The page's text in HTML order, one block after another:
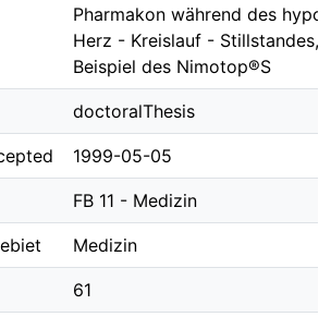
Pharmakon während des
Herz - Kreislauf - Stillstandes,
Beispiel des Nimotop®S
doctoralThesis
1999-05-05
FB 11 - Medizin
Medizin
61